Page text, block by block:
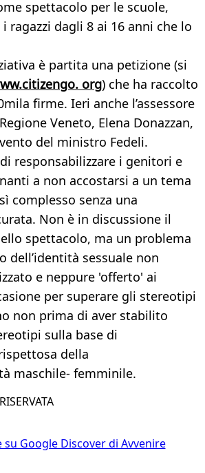
spettacolo per le scuole,
ragazzi dagli 8 ai 16 anni che lo
è partita una petizione (si
org) che ha raccolto
firme. Ieri anche l’assessore
Veneto, Elena Donazzan,
del ministro Fedeli.
responsabilizzare i genitori e
a non accostarsi a un tema
complesso senza una
Non è in discussione il
spettacolo, ma un problema
dell’identità sessuale non
e neppure 'offerto' ai
per superare gli stereotipi
non prima di aver stabilito
sulla base di
della
maschile- femminile.
su Google Discover di Avvenire